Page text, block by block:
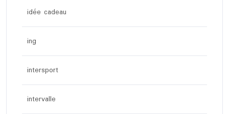
idée cadeau
ing
intersport
intervalle